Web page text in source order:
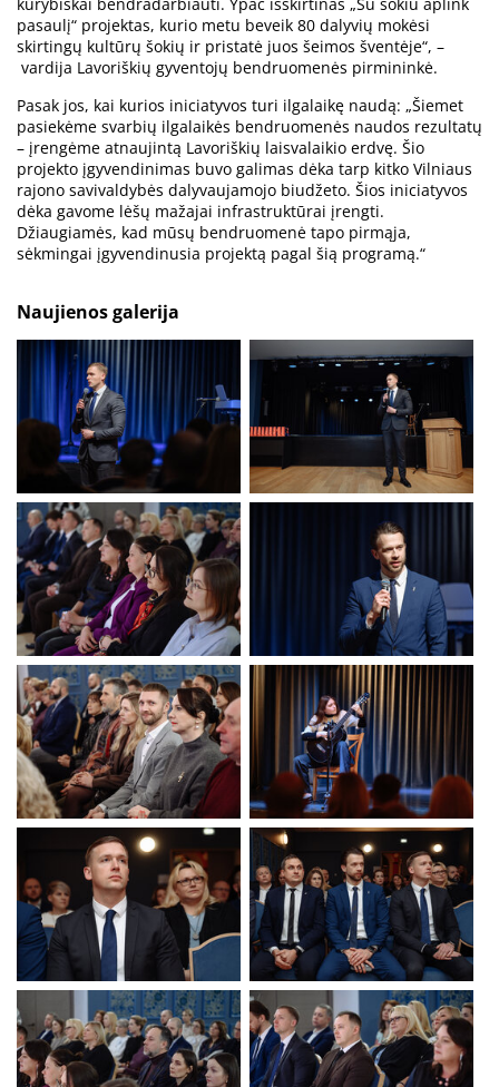
pasaulį“ projektas, kurio metu beveik 80 dalyvių mokėsi
skirtingų kultūrų šokių ir pristatė juos šeimos šventėje“, –
vardija Lavoriškių gyventojų bendruomenės pirmininkė.
Pasak jos, kai kurios iniciatyvos turi ilgalaikę naudą: „Šiemet
pasiekėme svarbių ilgalaikės bendruomenės naudos rezultatų
– įrengėme atnaujintą Lavoriškių laisvalaikio erdvę. Šio
projekto įgyvendinimas buvo galimas dėka tarp kitko Vilniaus
rajono savivaldybės dalyvaujamojo biudžeto. Šios iniciatyvos
dėka gavome lėšų mažajai infrastruktūrai įrengti.
Džiaugiamės, kad mūsų bendruomenė tapo pirmąja,
sėkmingai įgyvendinusia projektą pagal šią programą.“
Naujienos galerija